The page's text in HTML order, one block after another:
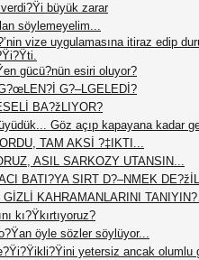
büyük zarar
söylemeyelim...
vize uygulamasına itiraz edip
gücü?nün esiri oluyor?
G?–LGELEDİ?
BA?žLIYOR?
Göz açıp kapayana kadar
TAM AKSİ ?‡IKTI...
ASIL SARKOZY UTANSIN...
BATI?YA SIRT D?–NMEK
KAHRAMANLARINI
kı?Ÿkırtıyoruz?
öyle sözler söylüyor...
yetersiz ancak olumlu